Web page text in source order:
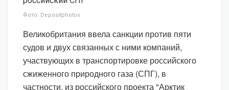
Фото: Depositphotos
Великобритания ввела санкции против пяти
судов и двух связанных с ними компаний,
участвующих в транспортировке российского
сжиженного природного газа (СПГ), в
частности, из российского проекта "Арктик